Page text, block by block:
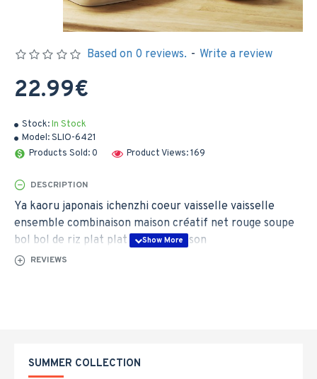
Stock:In Stock
Model:SLIO-6421
Products Sold: 0
Product Views: 169
Based on 0 reviews. - Write a review
22.99€
DESCRIPTION
Ya kaoru japonais ichenzhi coeur vaisselle vaisselle
ensemble combinaison maison créatif net rouge soupe
bol bol de riz plat plat plat de poisson
REVIEWS
SUMMER COLLECTION